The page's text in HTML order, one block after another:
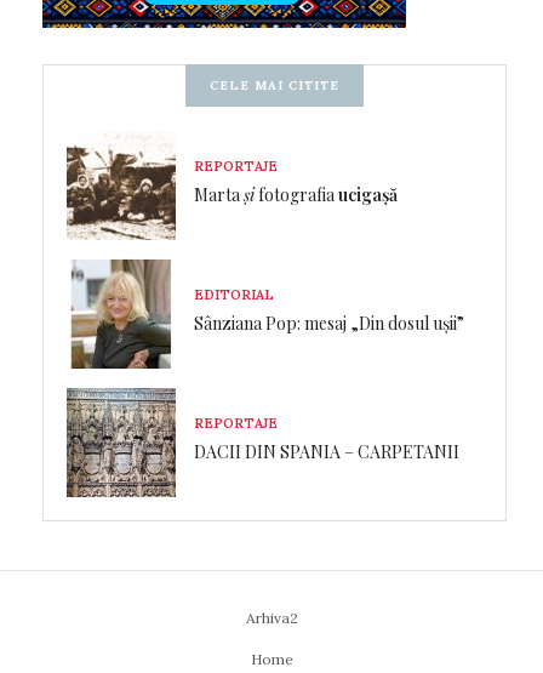
CELE MAI CITITE
REPORTAJE
Martașifotografia ucigașă
EDITORIAL
Sânziana Pop: mesaj „Din dosul ușii”
REPORTAJE
DACII DIN SPANIA – CARPETANII
Arhiva2
Home